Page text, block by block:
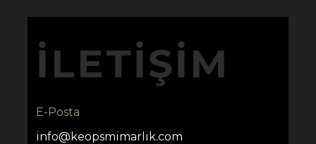
İLETIŞIM
E-Posta
info@keopsmimarlik.com